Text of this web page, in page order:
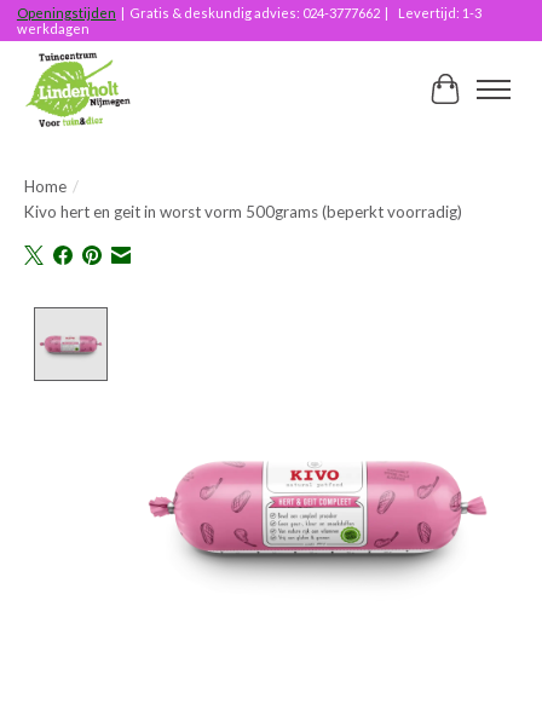
Openingstijden | Gratis & deskundig advies: 024-3777662 | Levertijd: 1-3
werkdagen
Home /
Kivo hert en geit in worst vorm 500grams (beperkt voorradig)